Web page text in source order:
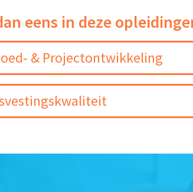
eens in deze
& Projectontwikkeling